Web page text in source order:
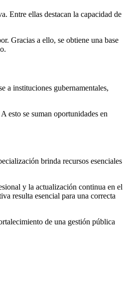
Entre ellas destacan la capacidad de
Gracias a ello, se obtiene una base
a instituciones gubernamentales,
esto se suman oportunidades en
brinda recursos esenciales
y la actualización continua en el
resulta esencial para una correcta
de una gestión pública